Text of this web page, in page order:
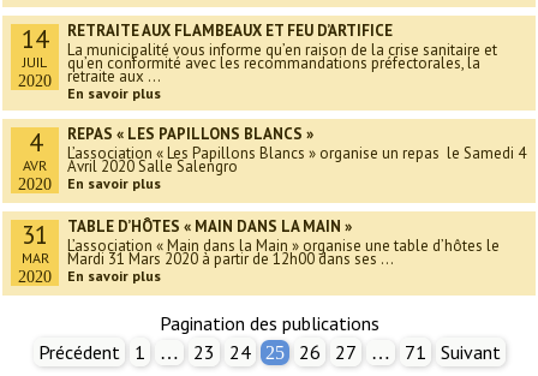
14
JUIL
2020
RETRAITE AUX FLAMBEAUX ET FEU D’ARTIFICE
La municipalité vous informe qu’en raison de la crise sanitaire et
qu’en conformité avec les recommandations préfectorales, la
retraite aux ...
En savoir plus
4
AVR
2020
REPAS « LES PAPILLONS BLANCS »
L’association « Les Papillons Blancs » organise un repas le Samedi 4
Avril 2020 Salle Salengro
En savoir plus
31
MAR
2020
TABLE D’HÔTES « MAIN DANS LA MAIN »
L’association « Main dans la Main » organise une table d’hôtes le
Mardi 31 Mars 2020 à partir de 12h00 dans ses ...
En savoir plus
Pagination des publications
Précédent
1 … 23 24 25 26 27 … 71 Suivant